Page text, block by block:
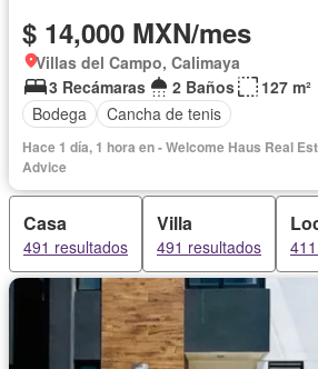
$ 14,000 MXN/mes
Villas del Campo, Calimaya
3 Recámaras
2 Baños
127 m²
Bodega
Cancha de tenis
Hace 1 día, 1 hora en - Welcome Haus Real
Advice
Casa
491 resultados
Villa
491 resultados